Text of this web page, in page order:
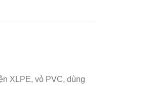
XLPE, vỏ PVC, dùng